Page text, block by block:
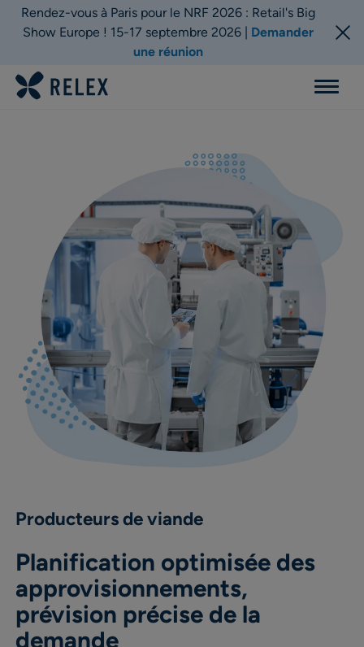
Rendez-vous à Paris pour le NRF 2026 : Retail's Big
Show Europe ! 15-17 septembre 2026 | Demander
une réunion
Menu
Producteurs de viande
Planification optimisée des
approvisionnements,
prévision précise de la
demande